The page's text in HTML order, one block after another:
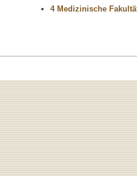
4 Medizinische